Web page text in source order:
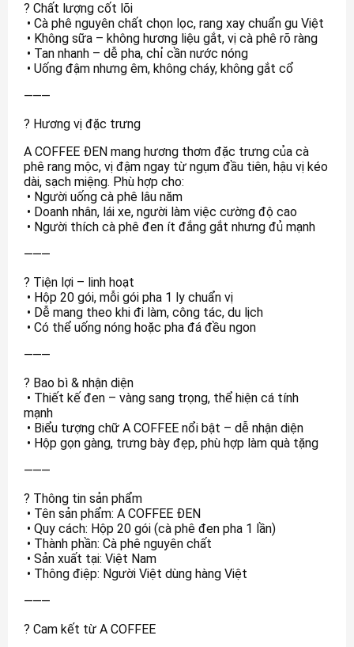
? Chất lượng cốt lõi
• Cà phê nguyên chất chọn lọc, rang xay chuẩn gu Việt
• Không sữa – không hương liệu gắt, vị cà phê rõ ràng
• Tan nhanh – dễ pha, chỉ cần nước nóng
• Uống đậm nhưng êm, không cháy, không gắt cổ
⸻
? Hương vị đặc trưng
A COFFEE ĐEN mang hương thơm đặc trưng của cà
phê rang mộc, vị đậm ngay từ ngụm đầu tiên, hậu vị kéo
dài, sạch miệng. Phù hợp cho:
• Người uống cà phê lâu năm
• Doanh nhân, lái xe, người làm việc cường độ cao
• Người thích cà phê đen ít đắng gắt nhưng đủ mạnh
⸻
? Tiện lợi – linh hoạt
• Hộp 20 gói, mỗi gói pha 1 ly chuẩn vị
• Dễ mang theo khi đi làm, công tác, du lịch
• Có thể uống nóng hoặc pha đá đều ngon
⸻
? Bao bì & nhận diện
• Thiết kế đen – vàng sang trọng, thể hiện cá tính
mạnh
• Biểu tượng chữ A COFFEE nổi bật – dễ nhận diện
• Hộp gọn gàng, trưng bày đẹp, phù hợp làm quà tặng
⸻
? Thông tin sản phẩm
• Tên sản phẩm: A COFFEE ĐEN
• Quy cách: Hộp 20 gói (cà phê đen pha 1 lần)
• Thành phần: Cà phê nguyên chất
• Sản xuất tại: Việt Nam
• Thông điệp: Người Việt dùng hàng Việt
⸻
? Cam kết từ A COFFEE